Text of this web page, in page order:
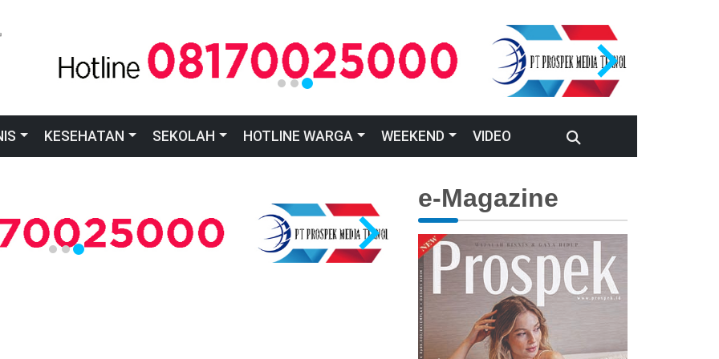
KESEHATAN SEKOLAH HOTLINE WARGA WEEKEND VIDEO
e-Magazine